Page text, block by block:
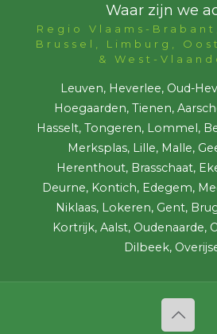
Waar zijn we
Regio Vlaams-
Brussel, Limburg,
& West-
Leuven, Heverlee, Oud-
Hoegaarden, Tienen,
Hasselt, Tongeren, Lommel,
Merksplas, Lille, Malle,
Herenthout, Brasschaat,
Deurne, Kontich, Edegem,
Niklaas, Lokeren, Gent,
Kortrijk, Aalst, Oudenaarde,
Dilbeek,